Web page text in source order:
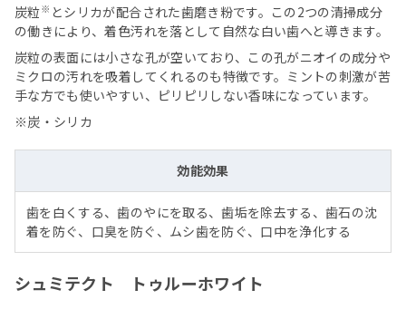
炭粒※ とシリカが配合された歯磨き粉です。この2つの清掃成分
の働きにより、着色汚れを落として自然な白い歯へと導きます。
炭粒の表面には小さな孔が空いており、この孔がニオイの成分や
ミクロの汚れを吸着してくれるのも特徴です。ミントの刺激が苦
手な方でも使いやすい、ピリピリしない香味になっています。
※炭・シリカ
効能効果
歯を白くする、歯のやにを取る、歯垢を除去する、歯石の沈
着を防ぐ、口臭を防ぐ、ムシ歯を防ぐ、口中を浄化する
シュミテクト トゥルーホワイト